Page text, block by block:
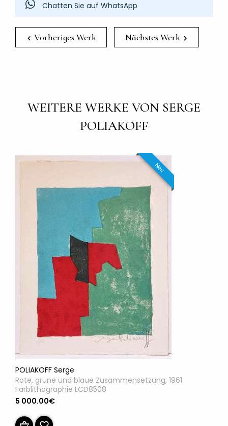
Chatten Sie auf WhatsApp
Vorheriges Werk Nächstes Werk
WEITERE WERKE VON SERGE
POLIAKOFF
Neu
POLIAKOFF Serge
Rote, grüne und blaue Zusammensetzung, 1961
Farblithographie LCD8508
5 000.00€